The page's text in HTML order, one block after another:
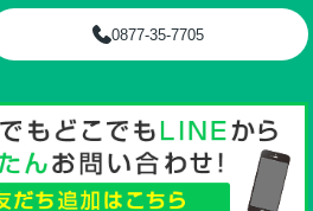
0877-35-7705